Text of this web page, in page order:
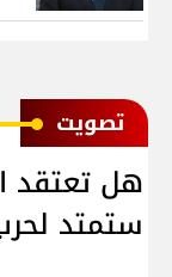
ﺗﺼﻮﻳﺖ
هل تعتقد
ستمتد